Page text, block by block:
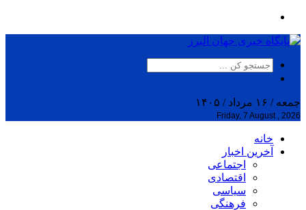
جمعه / ۱۶ مرداد / ۱۴۰۵
Friday, 7 August , 2026
خانه
آخرین اخبار
اجتماعی
اقتصادی
سیاسی
فرهنگی